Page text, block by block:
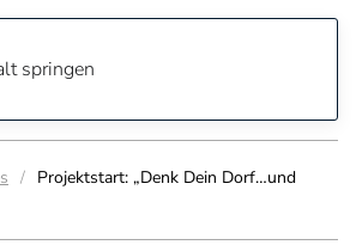
springen
Projektstart: „Denk Dein Dorf…und